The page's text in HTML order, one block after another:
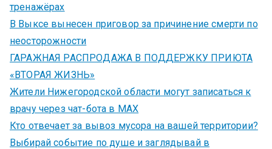
тренажёрах
В Выксе вынесен приговор за причинение смерти по
неосторожности
ГАРАЖНАЯ РАСПРОДАЖА В ПОДДЕРЖКУ ПРИЮТА
«ВТОРАЯ ЖИЗНЬ»
Жители Нижегородской области могут записаться к
врачу через чат-бота в MAX
Кто отвечает за вывоз мусора на вашей территории?
Выбирай событие по душе и заглядывай в